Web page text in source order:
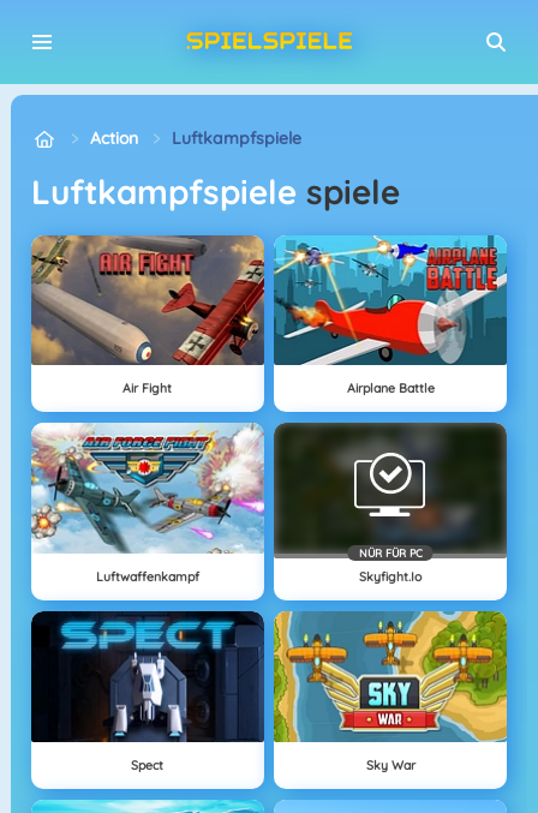
Action Luftkampfspiele
Luftkampfspielespiele
Air Fight Airplane Battle
Luftwaffenkampf
NÜR FÜR PC
Skyfight.io
Spect Sky War